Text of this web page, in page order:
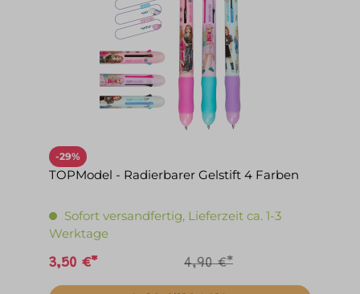
-29%
TOPModel - Radierbarer Gelstift 4 Farben
Sofort versandfertig, Lieferzeit ca. 1-3
Werktage
3,50 €* 4,90 €*